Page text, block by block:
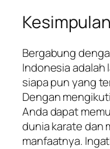
Kesimpulan
Bergabung
Indonesia adalah
siapa pun yang
Dengan
Anda dapat
dunia karate dan
manfaatnya.